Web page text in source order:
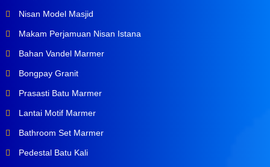
Nisan Model Masjid
Makam Perjamuan Nisan Istana
Bahan Vandel Marmer
Bongpay Granit
Prasasti Batu Marmer
Lantai Motif Marmer
Bathroom Set Marmer
Pedestal Batu Kali